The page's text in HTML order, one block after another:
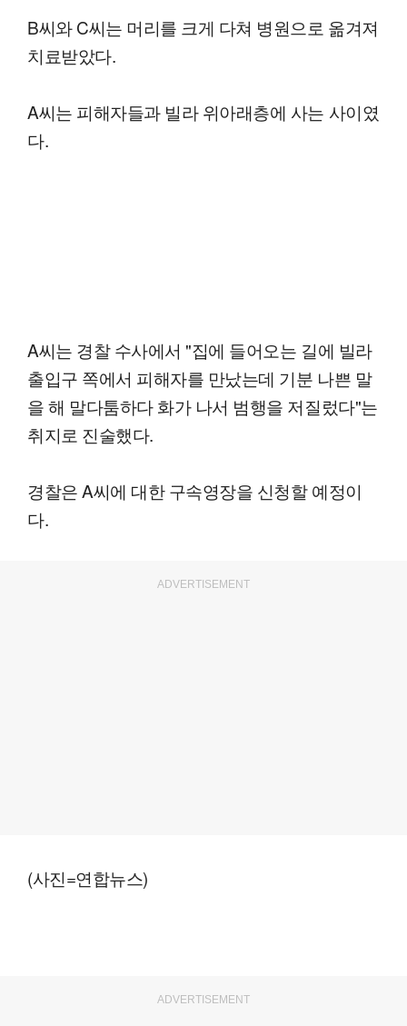
B씨와 C씨는 머리를 크게 다쳐 병원으로 옮겨져
치료받았다.
A씨는 피해자들과 빌라 위아래층에 사는 사이였
다.
A씨는 경찰 수사에서 "집에 들어오는 길에 빌라
출입구 쪽에서 피해자를 만났는데 기분 나쁜 말
을 해 말다툼하다 화가 나서 범행을 저질렀다"는
취지로 진술했다.
경찰은 A씨에 대한 구속영장을 신청할 예정이
다.
ADVERTISEMENT
(사진=연합뉴스)
ADVERTISEMENT